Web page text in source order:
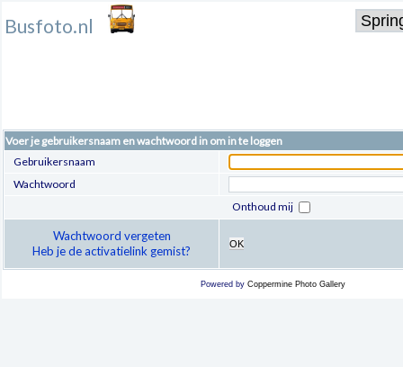
Busfoto.nl
Voer je gebruikersnaam en wachtwoord in om in te loggen
Gebruikersnaam
Wachtwoord
Onthoud mij
Wachtwoord vergeten
Heb je de activatielink gemist?
OK
Powered by Coppermine Photo Gallery